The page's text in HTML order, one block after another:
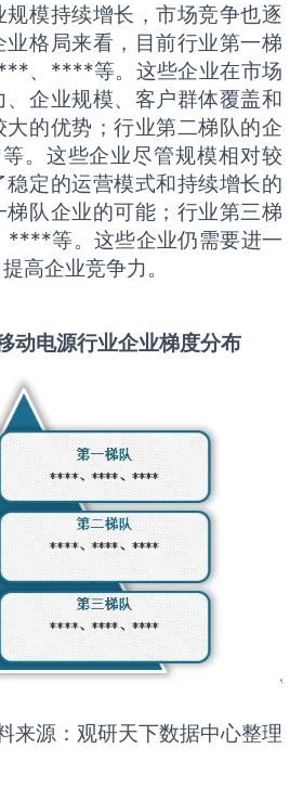
模持续增长，市场竞争也逐
格局来看，目前行业第一梯
、****等。这些企业在市场
企业规模、客户群体覆盖和
的优势；行业第二梯队的企
。这些企业尽管规模相对较
定的运营模式和持续增长的
队企业的可能；行业第三梯
等。这些企业仍需要进一
高企业竞争力。
动电源行业企业梯度分布
来源：观研天下数据中心整理